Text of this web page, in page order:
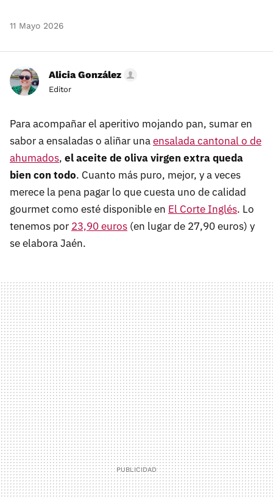
11 Mayo 2026
Alicia González
Editor
Para acompañar el aperitivo mojando pan, sumar en
sabor a ensaladas o aliñar unaensalada cantonal o de
ahumados, el aceite de oliva virgen extra queda
bien con todo. Cuanto más puro, mejor, y a veces
merece la pena pagar lo que cuesta uno de calidad
gourmet como esté disponible en El Corte Inglés. Lo
tenemos por 23,90 euros (en lugar de 27,90 euros) y
se elabora Jaén.